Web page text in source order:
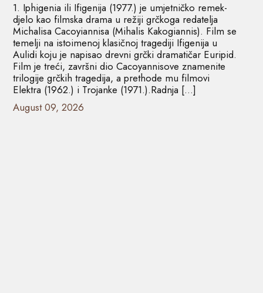
1. Iphigenia ili Ifigenija (1977.) je umjetničko remek-
djelo kao filmska drama u režiji grčkoga redatelja
Michalisa Cacoyiannisa (Mihalis Kakogiannis). Film se
temelji na istoimenoj klasičnoj tragediji Ifigenija u
Aulidi koju je napisao drevni grčki dramatičar Euripid.
Film je treći, završni dio Cacoyannisove znamenite
trilogije grčkih tragedija, a prethode mu filmovi
Elektra (1962.) i Trojanke (1971.).Radnja […]
August 09, 2026